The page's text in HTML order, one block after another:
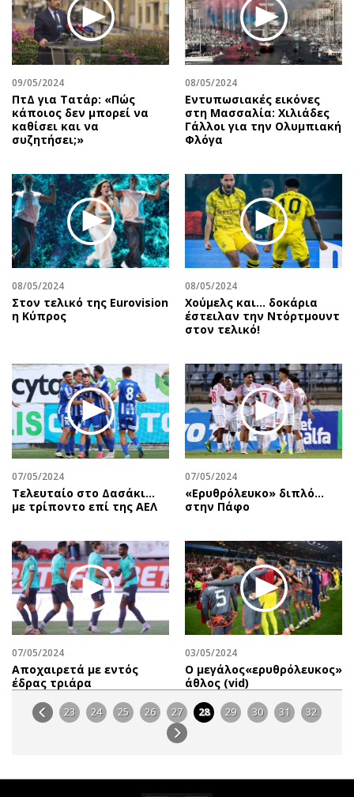
09/05/2024
ΠτΔ για Τατάρ: «Πώς
κάποιος δεν μπορεί να
καθίσει και να
συζητήσει;»
08/05/2024
Εντυπωσιακές εικόνες
στη Μασσαλία: Χιλιάδες
Γάλλοι για την Ολυμπιακή
Φλόγα
08/05/2024
Στον τελικό της Eurovision
η Κύπρος
08/05/2024
Χούμελς και... δοκάρια
έστειλαν την Ντόρτμουντ
στον τελικό!
07/05/2024
Τελευταίο στο Δασάκι…
με τρίποντο επί της ΑΕΛ
07/05/2024
«Ερυθρόλευκο» διπλό…
στην Πάφο
07/05/2024
Αποχαιρετά με εντός
έδρας τριάρα
03/05/2024
O μεγάλος«ερυθρόλευκος»
άθλος (vid)
23 24 25 26 27 28 29 30 31 32